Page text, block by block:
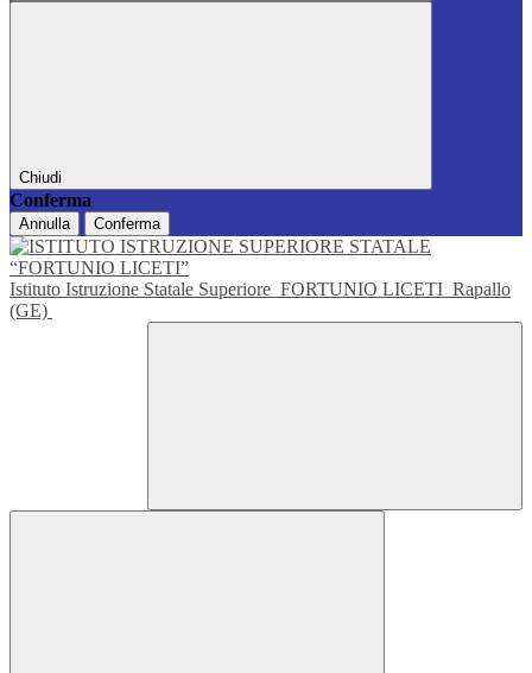
Chiudi
Conferma
Annulla Conferma
Istituto Istruzione Statale Superiore FORTUNIO LICETI Rapallo
(GE)